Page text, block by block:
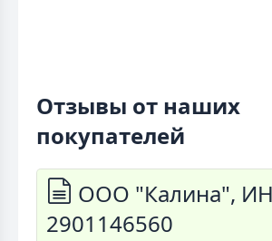
Отзывы от наших
покупателей
ООО "Калина",
2901146560